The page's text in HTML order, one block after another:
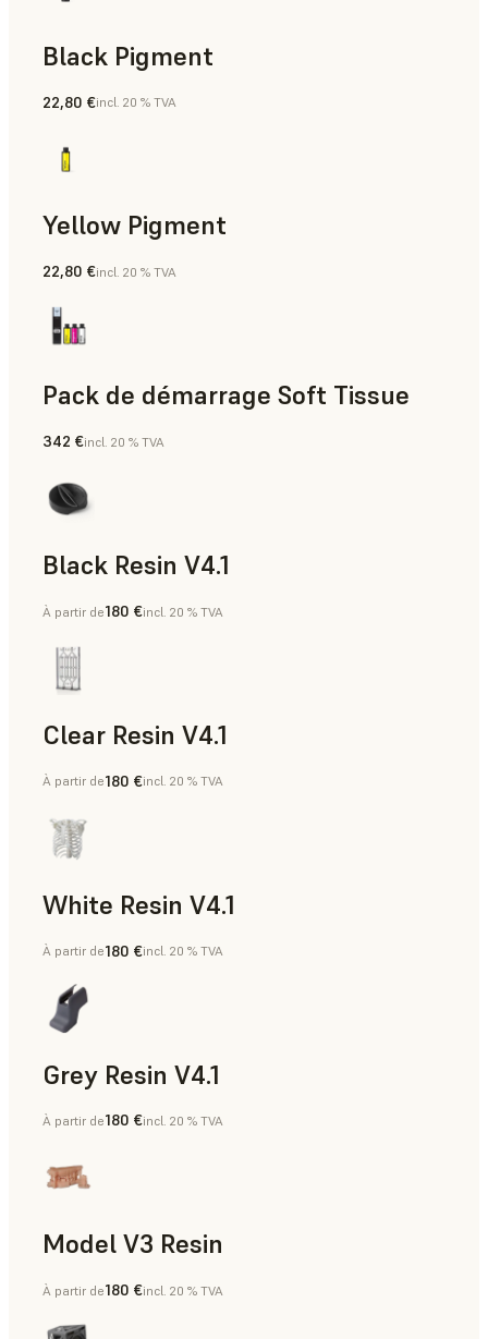
Black Pigment
22,80 €incl. 20 % TVA
Yellow Pigment
22,80 €incl. 20 % TVA
Pack de démarrage Soft Tissue
342 €incl. 20 % TVA
Black Resin V4.1
Modèles et accessoires, Prototypage rapide
À partir de180 €incl. 20 % TVA
Clear Resin V4.1
Modèles et accessoires, Prototypage rapide
À partir de180 €incl. 20 % TVA
White Resin V4.1
Prototypage rapide, Dentaire
À partir de180 €incl. 20 % TVA
Grey Resin V4.1
Modèles et accessoires, Aides à la fabrication,
À partir de180 €incl. 20 % TVA
Model V3 Resin
Dentaire
À partir de180 €incl. 20 % TVA